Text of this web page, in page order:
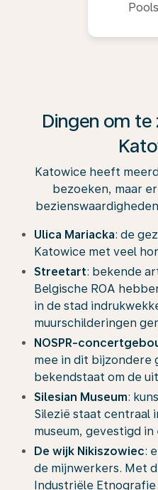
Dingen om te
Katowice heeft
bezoeken, maar
Ulica Mariacka: de
Katowice met veel
Streetart: bekende
Belgische ROA
in de stad
muurschilderingen
NOSPR-
mee in dit bijzondere
bekendstaat om de
Silesian Museum:
Silezië staat centraal
museum, gevestigd
De wijk Nikiszowiec:
de mijnwerkers. Met
Industriële Etnografie